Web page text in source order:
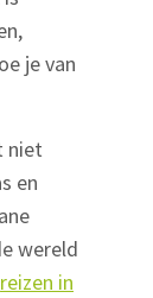
je van
niet
en
wereld
reizen in